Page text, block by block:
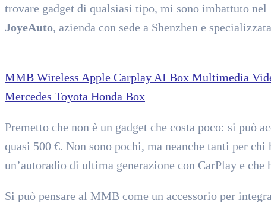
trovare gadget di qualsiasi tipo, mi sono imbattuto nel
JoyeAuto, azienda con sede a Shenzhen e
MMB Wireless Apple Carplay AI Box Multimedia
Mercedes Toyota Honda Box
Premetto che non è un gadget che costa poco: si può
quasi 500 €. Non sono pochi, ma neanche tanti per
un’autoradio di ultima generazione con CarPlay e
Si può pensare al MMB come un accessorio per